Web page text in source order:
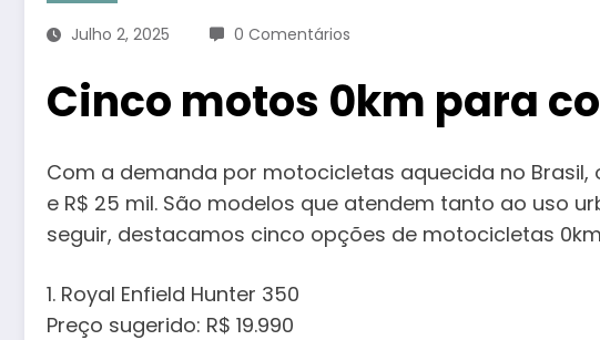
Julho 2, 2025 0 Comentários
Cinco motos 0km para
Com a demanda por motocicletas aquecida no
e R$ 25 mil. São modelos que atendem tanto ao uso
seguir, destacamos cinco opções de motocicletas
1. Royal Enfield Hunter 350
Preço sugerido: R$ 19.990